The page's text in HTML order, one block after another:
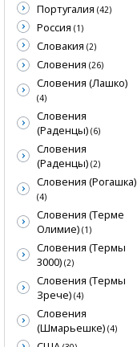
Португалия (42)
Россия (1)
Словакия (2)
Словения (26)
Словения (Лашко)
(4)
Словения
(Раденцы) (6)
Словения
(Раденцы) (2)
Словения (Рогашка)
(4)
Словения (Терме
Олимие) (1)
Словения (Термы
3000) (2)
Словения (Термы
Зрече) (4)
Словения
(Шмарьешке) (4)